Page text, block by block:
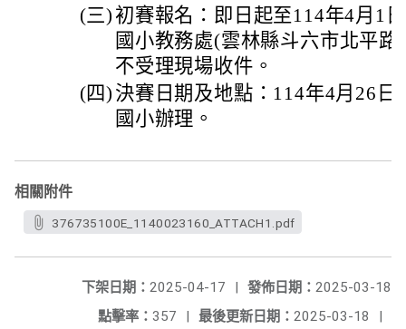
(三) 初賽報名：即日起至114年4月1
國小教務處(雲林縣斗六市北平
不受理現場收件。
(四) 決賽日期及地點：114年4月26
國小辦理。
相關附件
376735100E_1140023160_ATTACH1.pdf
發佈日期： 2025-03-18
下架日期： 2025-04-17
|
最後更新日期： 2025-03-18 |
點擊率： 357 |